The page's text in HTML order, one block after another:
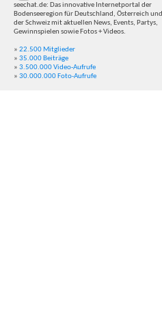
seechat.de: Das innovative Internetportal der
Bodenseeregion für Deutschland, Österreich und
der Schweiz mit aktuellen News, Events, Partys,
Gewinnspielen sowie Fotos + Videos.
» 22.500 Mitglieder
» 35.000 Beiträge
» 3.500.000 Video-Aufrufe
» 30.000.000 Foto-Aufrufe